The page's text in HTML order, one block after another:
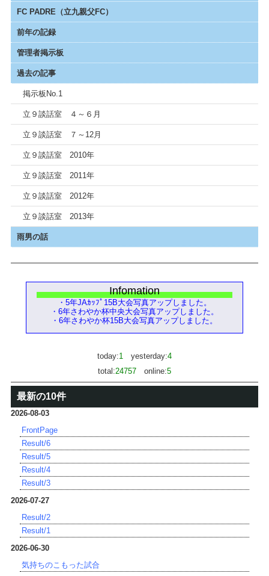
FC PADRE（立九親父FC）
前年の記録
管理者掲示板
過去の記事
掲示板No.1
立９談話室 ４～６月
立９談話室 ７～12月
立９談話室 2010年
立９談話室 2011年
立９談話室 2012年
立９談話室 2013年
雨男の話
Infomation
・5年JAｶｯﾌﾟ15B大会写真アップしました。
・6年さわやか杯中央大会写真アップしました。
・6年さわやか杯15B大会写真アップしました。
today:1 yesterday:4
total:24757 online:5
最新の10件
2026-08-03
FrontPage
Result/6
Result/5
Result/4
Result/3
2026-07-27
Result/2
Result/1
2026-06-30
気持ちのこもった試合